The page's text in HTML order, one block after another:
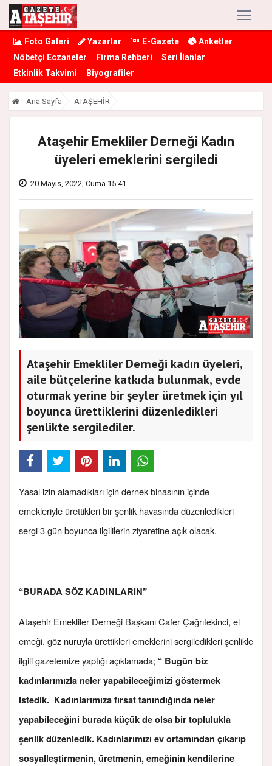
Foto Galeri Yazarlar E-Gazete
Anketler
Nöbetçi Eczaneler
Firma Rehberi
Seri İlanlar
Etkinlik Takvimi
Biyografiler
Ana Sayfa ATAŞEHİR
Ataşehir Emekliler Derneği Kadın
üyeleri emeklerini sergiledi
20 Mayıs, 2022, Cuma 15:41
Ataşehir Emekliler Derneği kadın üyeleri,
aile bütçelerine katkıda bulunmak, evde
oturmak yerine bir şeyler üretmek için yıl
boyunca ürettiklerini düzenledikleri
şenlikte sergilediler.
Yasal izin alamadıkları için dernek binasının içinde
emekleriyle ürettikleri bir şenlik havasında düzenledikleri
sergi 3 gün boyunca ilgililerin ziyaretine açık olacak.
“BURADA SÖZ KADINLARIN”
Ataşehir Emekliler Derneği Başkanı Cafer Çağrıtekinci, el
emeği, göz nuruyla ürettikleri emeklerini sergiledikleri şenlikle
ilgili gazetemize yaptığı açıklamada; “ Bugün biz
kadınlarımızla neler yapabileceğimizi göstermek
istedik. Kadınlarımıza fırsat tanındığında neler
yapabileceğini burada küçük de olsa bir toplulukla
şenlik düzenledik. Kadınlarımızı ev ortamından çıkarıp
sosyalleştirmenin, üretmenin, emeğinin kendilerine